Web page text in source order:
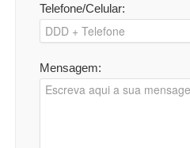
Telefone/Celular:
Mensagem: